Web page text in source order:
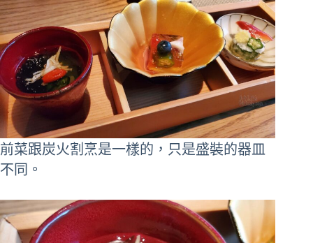
前菜跟炭火割烹是一樣的，只是盛裝的器皿
不同。